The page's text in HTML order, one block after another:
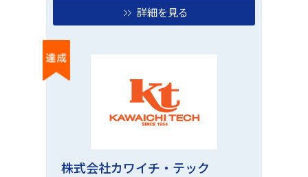
詳細を見る
株式会社カワイチ・テック